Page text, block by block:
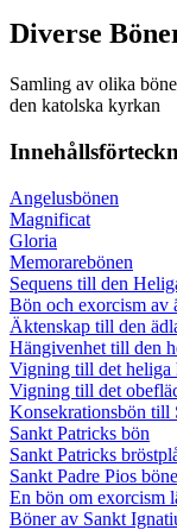
Diverse
Samling av olika
den katolska kyrkan
Angelusbönen
Magnificat
Gloria
Memorarebönen
Sequens till den
Bön och exorcism av
Äktenskap till den
Hängivenhet till den
Vigning till det heliga
Vigning till det
Konsekrationsbön till
Sankt Patricks bön
Sankt Patricks
Sankt Padre Pios
En bön om exorcism
Böner av Sankt